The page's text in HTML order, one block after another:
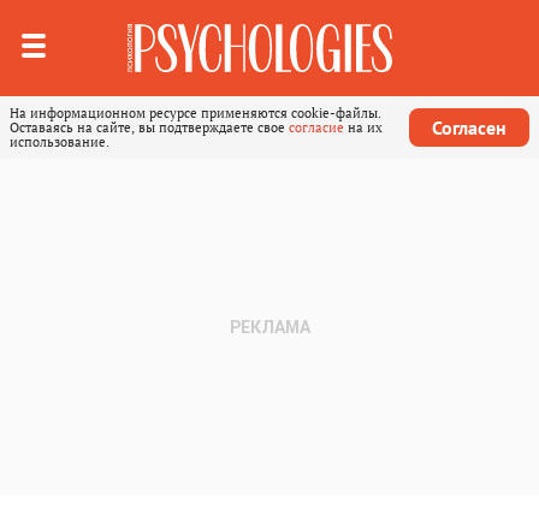
На информационном ресурсе применяются cookie-файлы.
Оставаясь на сайте, вы подтверждаете свое согласие на их
использование.
Согласен